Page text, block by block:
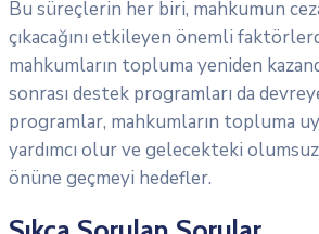
Bu süreçlerin her biri, mahkumun
çıkacağını etkileyen önemli
mahkumların topluma yeniden
sonrası destek programları da
programlar, mahkumların topluma
yardımcı olur ve gelecekteki olumsuz
önüne geçmeyi hedefler.